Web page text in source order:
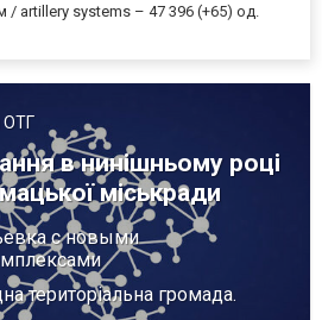
/ artillery systems – 47 396 (+65) од.
ОТГ
в нинішньому році
міськради
с новыми
територіальна громада.